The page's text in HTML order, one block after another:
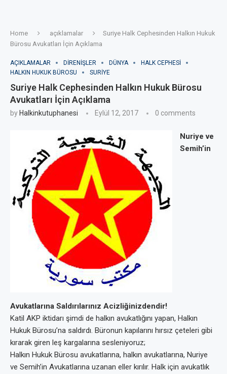
Home açıklamalar
Suriye Halk Cephesinden Halkın Hukuk
Bürosu Avukatları İçin Açıklama
AÇIKLAMALAR DIRENIŞLER DÜNYA
HALK CEPHESI
HALKIN HUKUK BÜROSU
SURIYE
Suriye Halk Cephesinden Halkın Hukuk Bürosu
Avukatları İçin Açıklama
by Halkinkutuphanesi Eylül 12, 2017 0 comments
Nuriye ve
Semih’in
Avukatlarına Saldırılarınız Acizliğinizdendir!
Katil AKP iktidarı şimdi de halkın avukatlığını yapan, Halkın
Hukuk Bürosu’na saldırdı. Büronun kapılarını hırsız çeteleri gibi
kırarak giren leş kargalarına sesleniyoruz;
Halkın Hukuk Bürosu avukatlarına, halkın avukatlarına, Nuriye
ve Semih’in Avukatlarına uzanan eller kırılır. Halk için avukatlık